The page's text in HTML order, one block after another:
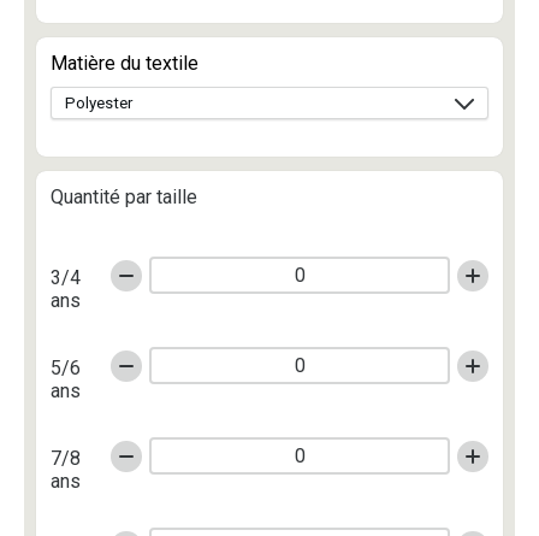
Matière du textile
Quantité par taille
3/4
ans
5/6
ans
7/8
ans